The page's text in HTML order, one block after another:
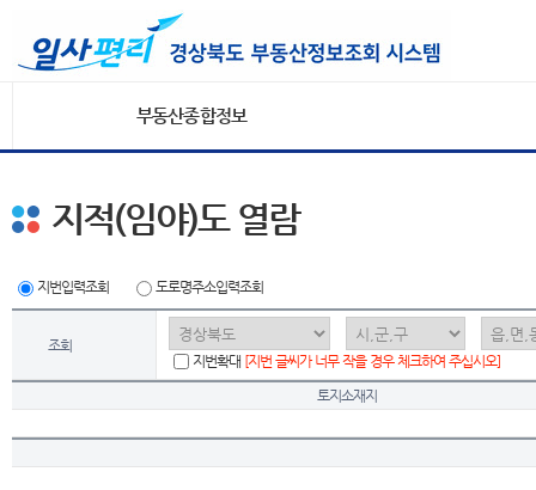
부동산종합정보
지적(임야)도 열람
지번입력조회 도로명주소입력조회
조회
지번확대 [지번 글씨가 너무 작을 경우 체크하여 주십시오]
토지소재지